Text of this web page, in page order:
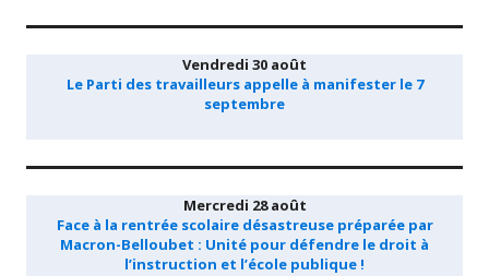
Vendredi 30 août
Le Parti des travailleurs appelle à manifester le 7
septembre
Mercredi 28 août
Face à la rentrée scolaire désastreuse préparée par
Macron-Belloubet : Unité pour défendre le droit à
l’instruction et l’école publique !